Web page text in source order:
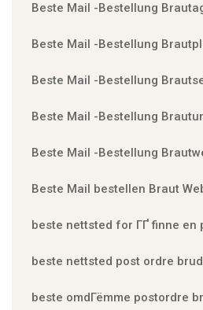
Beste Mail -Bestellung
Beste Mail -Bestellung
Beste Mail -Bestellung
Beste Mail -Bestellung
Beste Mail -Bestellung
Beste Mail bestellen Braut
beste nettsted for ГҐ finne en
beste nettsted post ordre brud
beste omdГёmme postordre